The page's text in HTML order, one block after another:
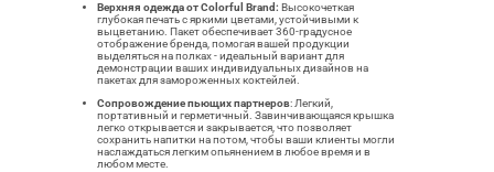
Верхняя одежда от Colorful Brand: Высокочеткая
глубокая печать с яркими цветами, устойчивыми к
выцветанию. Пакет обеспечивает 360-градусное
отображение бренда, помогая вашей продукции
выделяться на полках - идеальный вариант для
демонстрации ваших индивидуальных дизайнов на
пакетах для замороженных коктейлей.
Сопровождение пьющих партнеров: Легкий,
портативный и герметичный. Завинчивающаяся крышка
легко открывается и закрывается, что позволяет
сохранить напитки на потом, чтобы ваши клиенты могли
наслаждаться легким опьянением в любое время и в
любом месте.